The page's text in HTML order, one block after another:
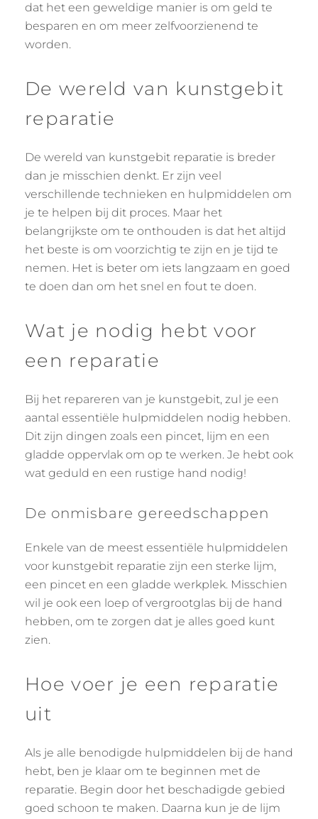
dat het een geweldige manier is om geld te
besparen en om meer zelfvoorzienend te
worden.
De wereld van kunstgebit
reparatie
De wereld van kunstgebit reparatie is breder
dan je misschien denkt. Er zijn veel
verschillende technieken en hulpmiddelen om
je te helpen bij dit proces. Maar het
belangrijkste om te onthouden is dat het altijd
het beste is om voorzichtig te zijn en je tijd te
nemen. Het is beter om iets langzaam en goed
te doen dan om het snel en fout te doen.
Wat je nodig hebt voor
een reparatie
Bij het repareren van je kunstgebit, zul je een
aantal essentiële hulpmiddelen nodig hebben.
Dit zijn dingen zoals een pincet, lijm en een
gladde oppervlak om op te werken. Je hebt ook
wat geduld en een rustige hand nodig!
De onmisbare gereedschappen
Enkele van de meest essentiële hulpmiddelen
voor kunstgebit reparatie zijn een sterke lijm,
een pincet en een gladde werkplek. Misschien
wil je ook een loep of vergrootglas bij de hand
hebben, om te zorgen dat je alles goed kunt
zien.
Hoe voer je een reparatie
uit
Als je alle benodigde hulpmiddelen bij de hand
hebt, ben je klaar om te beginnen met de
reparatie. Begin door het beschadigde gebied
goed schoon te maken. Daarna kun je de lijm